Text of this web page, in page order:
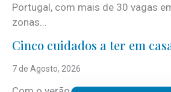
Portugal, com mais de 30 vagas
zonas...
Cinco cuidados a ter em
7 de Agosto, 2026